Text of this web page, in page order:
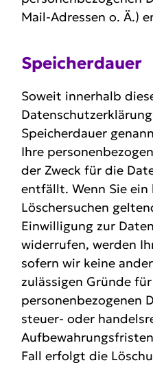
Mail-Adressen o. Ä.)
Speicher­dauer
Soweit innerhalb
Speicherdauer
Ihre
der Zweck für die
entfällt. Wenn Sie
Löschersuchen
Einwilligung zur
widerrufen, werden
sofern wir keine
zulässigen Gründe
personenbezogenen
steuer- oder
Fall erfolgt die